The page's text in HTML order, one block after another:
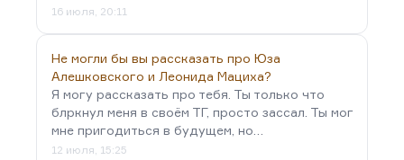
16 июля, 20:11
Не могли бы вы рассказать про Юза
Алешковского и Леонида Мациха?
Я могу рассказать про тебя. Ты только что
блркнул меня в своём ТГ, просто зассал. Ты мог
мне пригодиться в будущем, но…
12 июля, 15:25